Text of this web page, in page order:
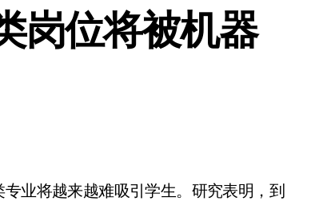
体验！岗位将被机器